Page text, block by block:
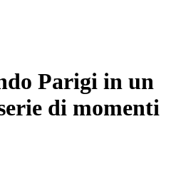
Parigi in un
di momenti